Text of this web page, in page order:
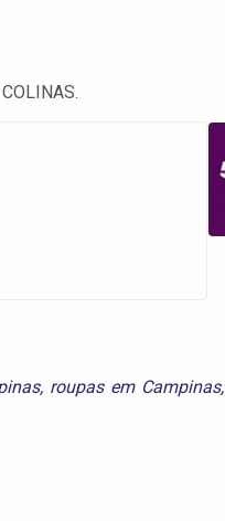
, roupas em Campinas,